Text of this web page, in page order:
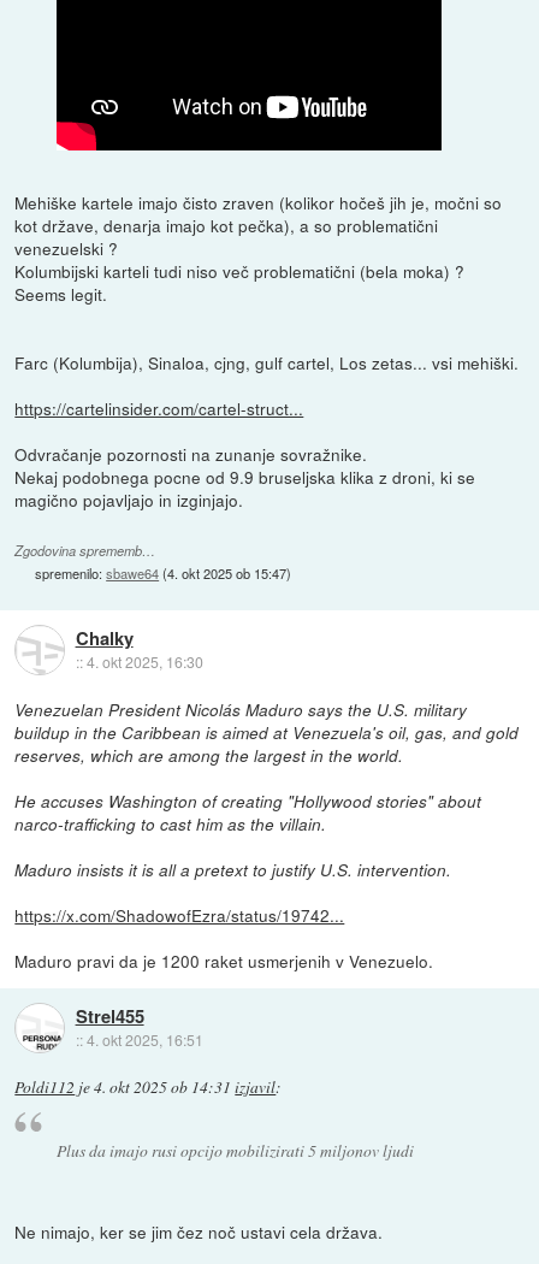
Mehiške kartele imajo čisto zraven (kolikor hočeš jih je, močni so
kot države, denarja imajo kot pečka), a so problematični
venezuelski ?
Kolumbijski karteli tudi niso več problematični (bela moka) ?
Seems legit.
Farc (Kolumbija), Sinaloa, cjng, gulf cartel, Los zetas... vsi mehiški.
https://cartelinsider.com/cartel-struct...
Odvračanje pozornosti na zunanje sovražnike.
Nekaj podobnega pocne od 9.9 bruseljska klika z droni, ki se
magično pojavljajo in izginjajo.
Zgodovina sprememb…
spremenilo:sbawe64(4. okt 2025 ob 15:47)
Chalky
::4. okt 2025, 16:30
Venezuelan President Nicolás Maduro says the U.S. military
buildup in the Caribbean is aimed at Venezuela's oil, gas, and gold
reserves, which are among the largest in the world.
He accuses Washington of creating "Hollywood stories" about
narco-trafficking to cast him as the villain.
Maduro insists it is all a pretext to justify U.S. intervention.
https://x.com/ShadowofEzra/status/19742...
Maduro pravi da je 1200 raket usmerjenih v Venezuelo.
Strel455
::4. okt 2025, 16:51
Poldi112 je4. okt 2025 ob 14:31 izjavil:
Plus da imajo rusi opcijo mobilizirati 5 miljonov ljudi
Ne nimajo, ker se jim čez noč ustavi cela država.